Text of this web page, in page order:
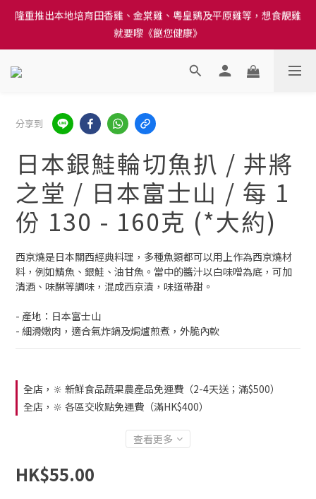
訂單結帳注意事項：送貨方法中選擇區域 - 然後當填寫地址時, 請
小心選擇分區及區域, 因資料錯誤會影響前往結帳
就要嚟《餸您健康》
訂單結帳注意事項：送貨方法中選擇區域 - 然後當填寫地址時, 請
小心選擇分區及區域, 因資料錯誤會影響前往結帳
分享到
日本銀鮭輪切魚扒 / 丼將
之堂 / 日本富士山 / 每 1
份 130 - 160克 (*大約)
西京燒是日本關西經典料理，多種魚類都可以用上作為西京燒材
料，例如鯖魚、銀鮭、油甘魚。當中的醬汁以白味噌為底，可加
清酒、味醂等調味，混成西京漬，味道帶甜。
- 產地：日本富士山
- 細滑嫩肉，適合氣炸鍋及焗爐煎煮，外脆內軟
全店，🔆 新鮮食品蔬果農產品免運費（2-4天送；滿$500）
全店，🔆 各區交收點免運費（滿HK$400）
查看更多
HK$55.00